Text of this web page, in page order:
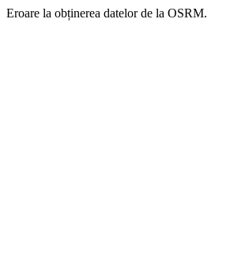
Eroare la obținerea datelor de la OSRM.